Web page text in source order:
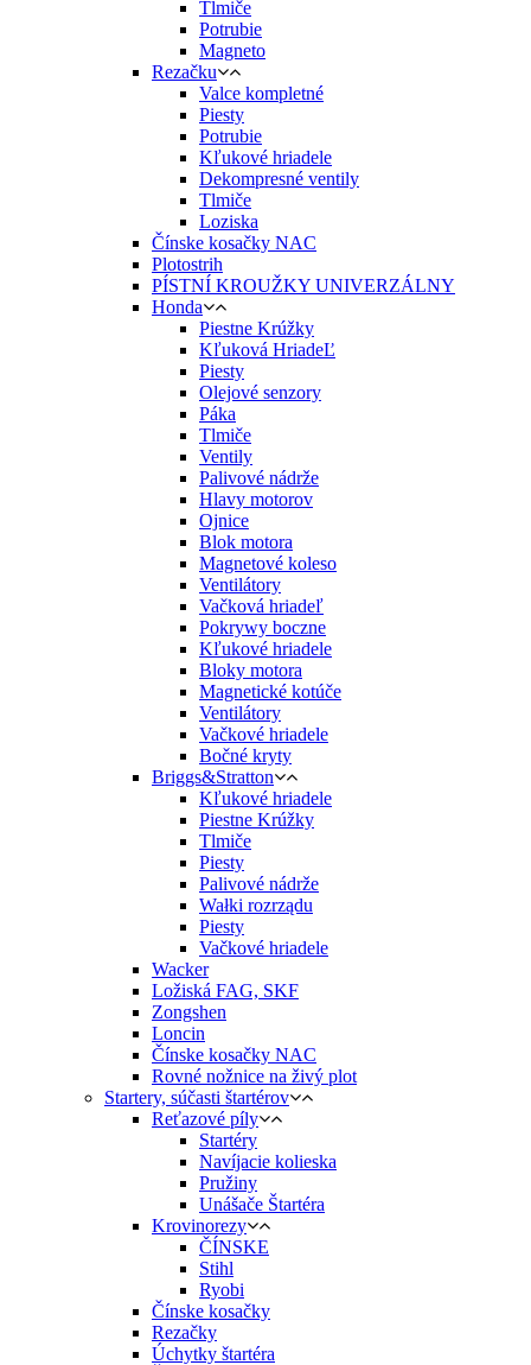
Tlmiče
Potrubie
Magneto
Rezačku
Valce kompletné
Piesty
Potrubie
Kľukové hriadele
Dekompresné ventily
Tlmiče
Loziska
Čínske kosačky NAC
Plotostrih
PÍSTNÍ KROUŽKY UNIVERZÁLNY
Honda
Piestne Krúžky
Kľuková HriadeĽ
Piesty
Olejové senzory
Páka
Tlmiče
Ventily
Palivové nádrže
Hlavy motorov
Ojnice
Blok motora
Magnetové koleso
Ventilátory
Vačková hriadeľ
Pokrywy boczne
Kľukové hriadele
Bloky motora
Magnetické kotúče
Ventilátory
Vačkové hriadele
Bočné kryty
Briggs&Stratton
Kľukové hriadele
Piestne Krúžky
Tlmiče
Piesty
Palivové nádrže
Wałki rozrządu
Piesty
Vačkové hriadele
Wacker
Ložiská FAG, SKF
Zongshen
Loncin
Čínske kosačky NAC
Rovné nožnice na živý plot
Startery, súčasti štartérov
Reťazové píly
Startéry
Navíjacie kolieska
Pružiny
Unášače Štartéra
Krovinorezy
ČÍNSKE
Stihl
Ryobi
Čínske kosačky
Rezačky
Úchytky štartéra